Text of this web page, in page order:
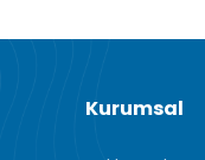
Kurumsal